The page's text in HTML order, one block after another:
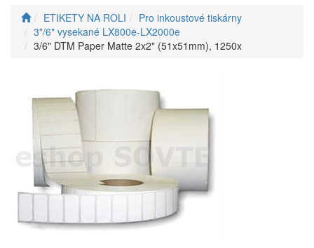
ETIKETY NA ROLI
Pro inkoustové tiskárny
3"/6" vysekané LX800e-LX2000e
3/6" DTM Paper Matte 2x2" (51x51mm), 1250x